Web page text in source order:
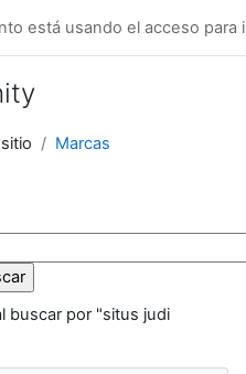
está usando el acceso para
Marcas
buscar por "situs judi